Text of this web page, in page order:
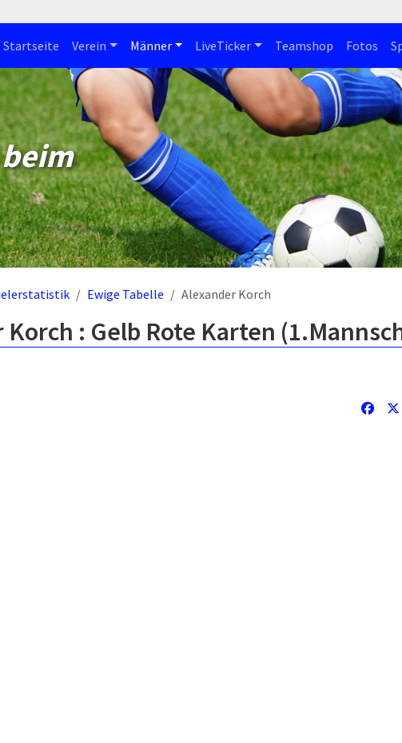
Startseite Verein Männer LiveTicker Teamshop Fotos
Ewige Tabelle Alexander Korch
: Gelb Rote Karten